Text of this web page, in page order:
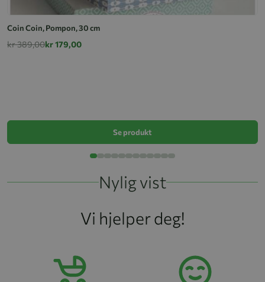
Coin Coin, Pompon, 30 cm
kr 389,00kr 179,00
Se produkt
Nylig vist
Vi hjelper deg!